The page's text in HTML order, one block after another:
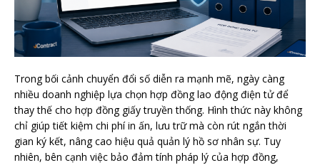
Trong bối cảnh chuyển đổi số diễn ra mạnh mẽ, ngày càng
nhiều doanh nghiệp lựa chọn hợp đồng lao động điện tử để
thay thế cho hợp đồng giấy truyền thống. Hình thức này không
chỉ giúp tiết kiệm chi phí in ấn, lưu trữ mà còn rút ngắn thời
gian ký kết, nâng cao hiệu quả quản lý hồ sơ nhân sự. Tuy
nhiên, bên cạnh việc bảo đảm tính pháp lý của hợp đồng,